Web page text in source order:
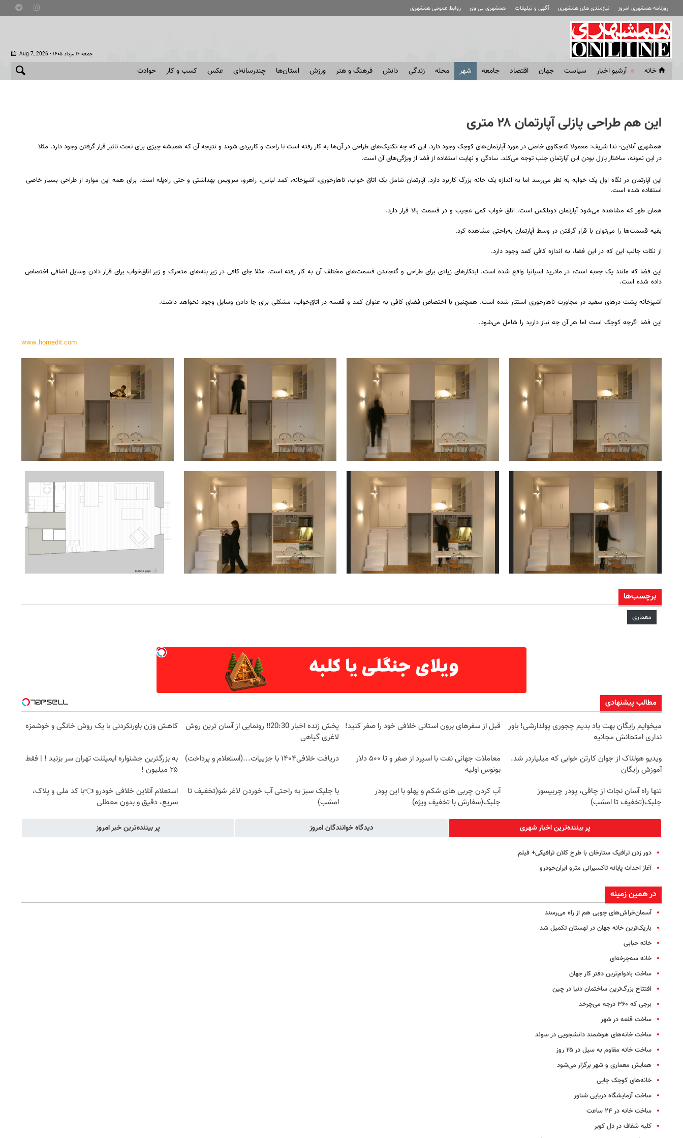
روزنامه همشهری امروز نیازمندی های همشهری آگهی و تبلیغات همشهری تی وی روابط عمومی همشهری
Aug 7, 2026 - جمعه ۱۶ مرداد ۱۴۰۵
خانه آرشیو اخبار سياست جهان اقتصاد جامعه شهر محله زندگی دانش فرهنگ و هنر ورزش استان‌ها چندرسانه‌ای عکس کسب و کار حوادث
این هم طراحی پازلی آپارتمان ۲۸ متری
همشهری آنلاین- ندا شریف: معمولا کنجکاوی خاصی در مورد آپارتمان‌های کوچک وجود دارد. این که چه تکنیک‌های طراحی در آن‌ها به کار رفته است تا راحت و کاربردی شوند و نتیجه آن که همیشه چیزی برای تحت تاثیر قرار گرفتن وجود دارد. مثلا
در این نمونه، ساختار پازل بودن این آپارتمان جلب توجه می‌کند. سادگی و نهایت استفاده از فضا از ویژگی‌های آن است.
این آپارتمان در نگاه اول یک خوابه به نظر می‌رسد اما به اندازه یک خانه بزرگ کاربرد دارد. آپارتمان شامل یک اتاق خواب، ناهارخوری، آشپزخانه، کمد لباس، راهرو، سرویس بهداشتی و حتی راه‌پله است. برای همه این موارد از طراحی بسیار خاصی
استفاده شده است.
همان طور که مشاهده می‌شود آپارتمان دوبلکس است. اتاق خواب کمی عجیب و در قسمت بالا قرار دارد.
بقیه قسمت‌ها را می‌توان با قرار گرفتن در وسط آپارتمان به‌راحتی مشاهده کرد.
از نکات جالب این که در این فضا، به اندازه کافی کمد وجود دارد.
این فضا که مانند یک جعبه است، در مادرید اسپانیا واقع شده است. ابتکارهای زیادی برای طراحی و گنجاندن قسمت‌های مختلف آن به کار رفته است. مثلا جای کافی در زیر پله‌های متحرک و زیر اتاق‌خواب برای قرار دادن وسایل اضافی اختصاص
داده شده است.
آشپزخانه پشت درهای سفید در مجاورت ناهارخوری استتار شده است. همچنین با اختصاص فضای کافی به عنوان کمد و قفسه در اتاق‌خواب، مشکلی برای جا دادن وسایل وجود نخواهد داشت.
این فضا اگرچه کوچک است اما هر آن چه نیاز دارید را شامل می‌شود.
www.homedit.com
برچسب‌ها
معماری
مطالب پیشنهادی
میخوایم رایگان بهت یاد بدیم چجوری پولدارشی! باور
نداری امتحانش مجانیه
قبل از سفرهای برون استانی خلافی خود را صفر کنید!
پخش زنده اخبار 20:30‼️ رونمایی از آسان ترین روش
لاغری گیاهی
کاهش وزن باورنکردنی با یک روش خانگی و خوشمزه
ویدیو هولناک از جوان کارتن خوابی که میلیاردر شد.
آموزش رایگان
معاملات جهانی نفت با اسپرد از صفر و تا ۵۰۰ دلار
بونوس اولیه
دریافت خلافی۱۴۰۴ با جزییات...(استعلام و پرداخت)
به بزرگترین جشنواره ایمپلنت تهران سر بزنید ! | فقط
۲۵ میلیون !
تنها راه آسان نجات از چاقی، پودر چربیسوز
جلبک(تخفیف تا امشب)
آب کردن چربی های شکم و پهلو با این پودر
جلبک(سفارش با تخفیف ویژه)
با جلبک سبز به راحتی آب خوردن لاغر شو(تخفیف تا
امشب)
استعلام آنلاین خلافی خودرو 👈با کد ملی و پلاک،
سریع، دقیق و بدون معطلی
پر بیننده‌ترین اخبار شهری دیدگاه خوانندگان امروز پر بیننده‌ترین خبر امروز
دور زدن ترافیک ستارخان با طرح کلان ترافیکی+ فیلم
آغاز احداث پایانه تاکسیرانی مترو ایران‌خودرو
در همین زمینه
آسمان‌خراش‌های چوبی هم از راه می‌رسند
باریک‌ترین خانه جهان در لهستان تکمیل شد
خانه حبابی
خانه سه‌چرخه‌ای
ساخت بادوام‌ترین دفتر کار جهان
افتتاح بزرگ‌ترین ساختمان دنیا در چین
برجی که ۳۶۰ درجه می‌چرخد
ساخت قلعه در شهر
ساخت خانه‌های هوشمند دانشجویی در سوئد
ساخت خانه مقاوم به سیل در ۲۵ روز
همایش معماری و شهر برگزار می‌شود
خانه‌های کوچک چاپی
ساخت آزمایشگاه دریایی شناور
ساخت خانه در ۲۴ ساعت
کلبه‌ شفاف در دل کویر